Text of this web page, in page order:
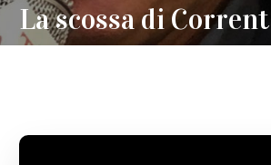
La scossa di Corrent